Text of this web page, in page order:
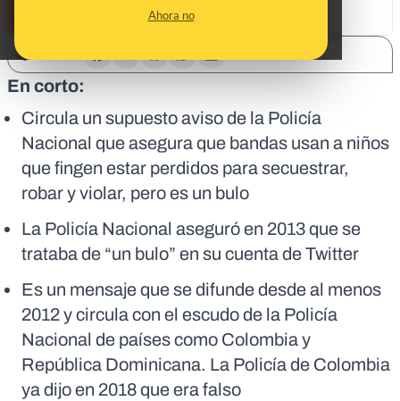
Ahora no
En corto:
Circula un supuesto aviso de la Policía
Nacional que asegura que bandas usan a niños
que fingen estar perdidos para secuestrar,
robar y violar, pero es un bulo
La Policía Nacional aseguró en 2013 que se
trataba de “un bulo” en su cuenta de Twitter
Es un mensaje que se difunde desde al menos
2012 y circula con el escudo de la Policía
Nacional de países como Colombia y
República Dominicana. La Policía de Colombia
ya dijo en 2018 que era falso